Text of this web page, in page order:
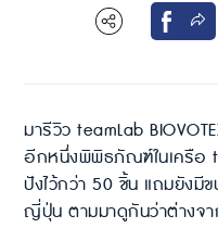
มารีวิว teamLab
อีกหนึ่งพิพิธภัณฑ์ในเครือ
ปังไว้กว่า 50 ชิ้น แถมยังมี
ญี่ปุ่น ตามมาดูกันว่าต่างจา